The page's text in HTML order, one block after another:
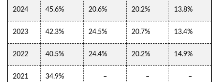
2024 45.6% 20.6% 20.2% 13.8%
2023 42.3% 24.5% 20.7% 13.4%
2022 40.5% 24.4% 20.2% 14.9%
2021 34.9% – – –